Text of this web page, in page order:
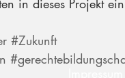
in dieses Projekt
#Zukunft